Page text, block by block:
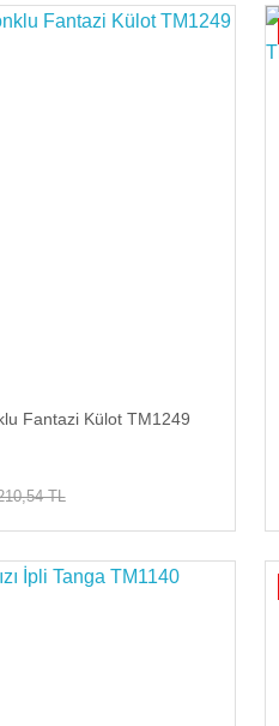
Fantazi Külot TM1249
TL